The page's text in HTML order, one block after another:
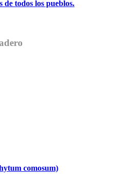
de todos los pueblos.
comosum)